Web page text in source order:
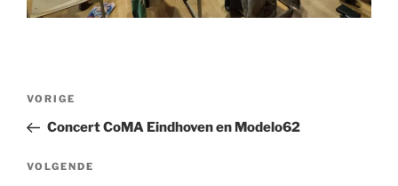
Bericht
Vorig
bericht
VORIGE
Concert CoMA Eindhoven en Modelo62
Volgend
VOLGENDE